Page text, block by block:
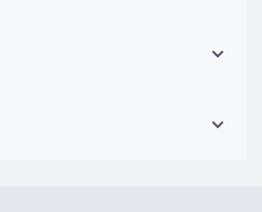
sekä muilta tahroilta